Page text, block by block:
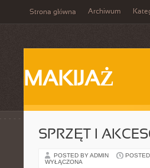
Strona główna Archiwum
MAKIJAŻ
SPRZĘT I
POSTED BY ADMIN
WYŁĄCZONA